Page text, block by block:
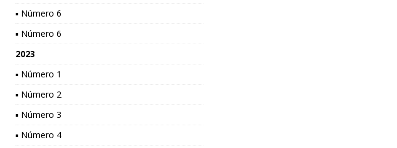
▪ Número 6
▪ Número 6
2023
▪ Número 1
▪ Número 2
▪ Número 3
▪ Número 4